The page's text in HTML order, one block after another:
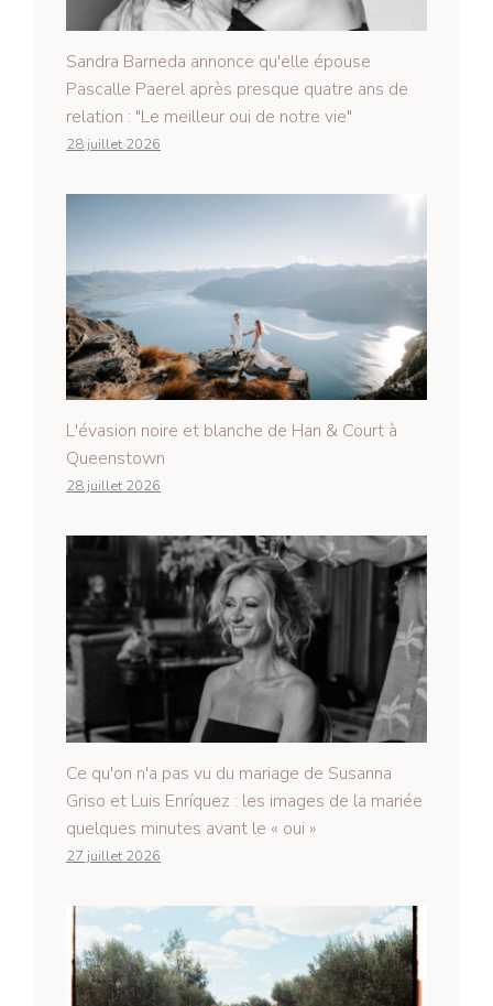
Sandra Barneda annonce qu'elle épouse
Pascalle Paerel après presque quatre ans de
relation : "Le meilleur oui de notre vie"
28 juillet 2026
L'évasion noire et blanche de Han & Court à
Queenstown
28 juillet 2026
Ce qu'on n'a pas vu du mariage de Susanna
Griso et Luis Enríquez : les images de la mariée
quelques minutes avant le « oui »
27 juillet 2026